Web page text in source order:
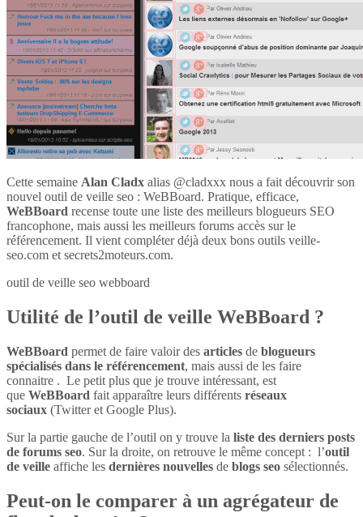
Cette semaine Alan Cladx alias @cladxxx nous a fait découvrir son
nouvel outil de veille seo : WeBBoard. Pratique, efficace,
WeBBoard recense toute une liste des meilleurs blogueurs SEO
francophone, mais aussi les meilleurs forums accès sur le
référencement. Il vient compléter déjà deux bons outils veille-
seo.com et secrets2moteurs.com.
outil de veille seo webboard
Utilité de l’outil de veille WeBBoard ?
WeBBoard permet de faire valoir des articles de blogueurs
spécialisés dans le référencement, mais aussi de les faire
connaitre . Le petit plus que je trouve intéressant, est
que WeBBoard fait apparaître leurs différents réseaux
sociaux (Twitter et Google Plus).
Sur la partie gauche de l’outil on y trouve la liste des derniers posts
de forums seo. Sur la droite, on retrouve le même concept : l’outil
de veille affiche les dernières nouvelles de blogs seo sélectionnés.
Peut-on le comparer à un agrégateur de